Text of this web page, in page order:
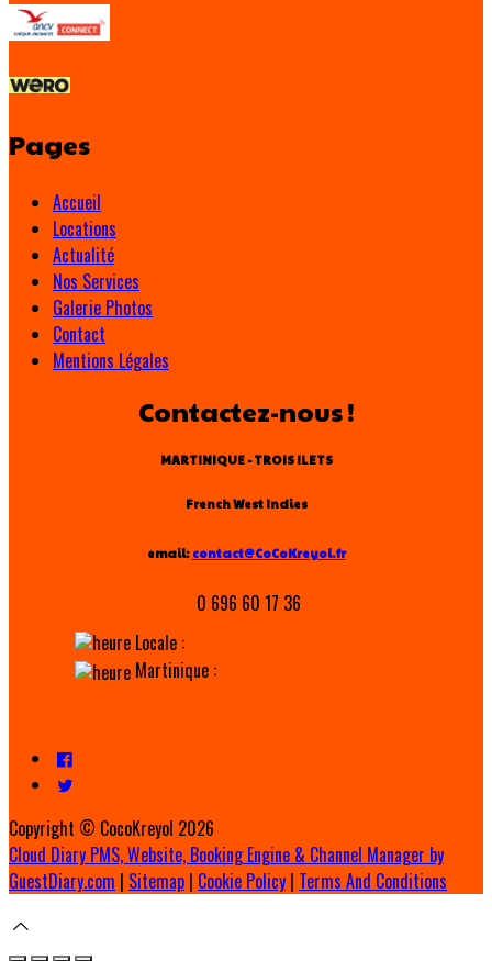
Pages
Accueil
Locations
Actualité
Nos Services
Galerie Photos
Contact
Mentions Légales
Contactez-nous !
MARTINIQUE - TROIS ILETS
French West Indies
email: contact@CoCoKreyol.fr
0 696 60 17 36
Locale :
Martinique :
Copyright © CocoKreyol 2026
Cloud Diary PMS, Website, Booking Engine & Channel Manager by
GuestDiary.com | Sitemap | Cookie Policy | Terms And Conditions